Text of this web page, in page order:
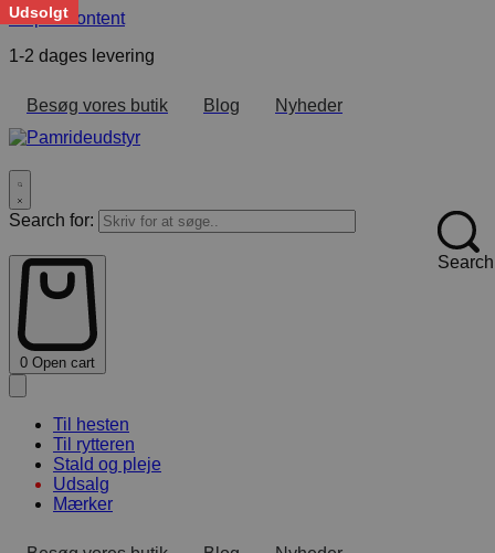
Skip to content
1-2 dages levering
Besøg vores butik Blog Nyheder
Search for:
Search
0 Open cart
Til hesten
Til rytteren
Stald og pleje
Udsalg
Mærker
Udsolgt